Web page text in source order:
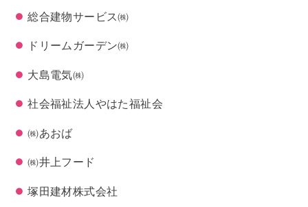
総合建物サービス㈱
ドリームガーデン㈱
大島電気㈱
社会福祉法人やはた福祉会
㈱あおば
㈱井上フード
塚田建材株式会社